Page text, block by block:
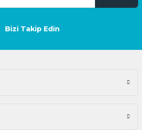
Bizi Takip Edin